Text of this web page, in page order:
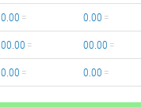
0.00
0.00
00.00
00.00
0.00 0.00